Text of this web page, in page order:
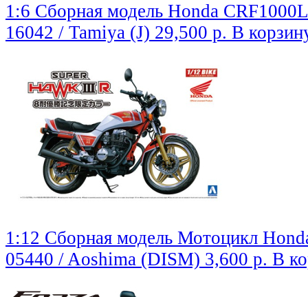
1:6 Сборная модель Honda
16042 / Tamiya (J) 29,500 р. В
1:12 Сборная модель Мотоцикл
05440 / Aoshima (DISM) 3,600 р. В